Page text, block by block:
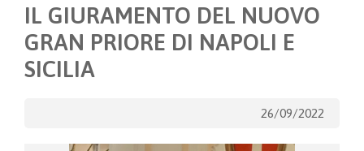
IL GIURAMENTO DEL NUOVO
GRAN PRIORE DI NAPOLI E
SICILIA
26/09/2022